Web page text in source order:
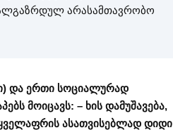
არასამთავრობო
და ერთი სოციალურად
მოიცავს: – ხის დამუშავება,
ასათვისებლად დიდი